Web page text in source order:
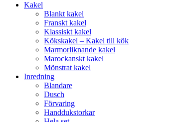
Kakel
Blankt kakel
Franskt kakel
Klassiskt kakel
Kökskakel – Kakel till kök
Marmorliknande kakel
Marockanskt kakel
Mönstrat kakel
Inredning
Blandare
Dusch
Förvaring
Handdukstorkar